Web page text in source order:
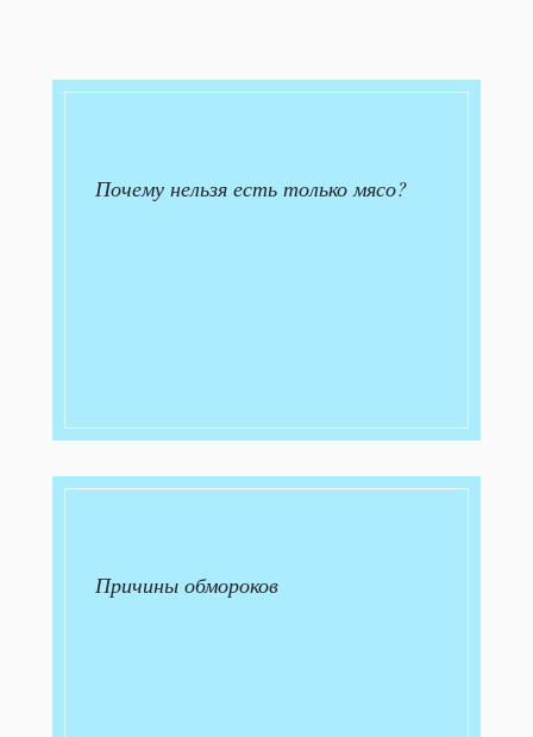
Почему нельзя есть только мясо?
Причины обмороков